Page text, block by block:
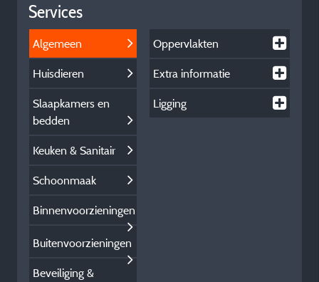
Services
Algemeen
Huisdieren
Slaapkamers en
bedden
Keuken & Sanitair
Schoonmaak
Binnenvoorzieningen
Buitenvoorzieningen
Beveiliging &
Oppervlakten
Extra informatie
Ligging